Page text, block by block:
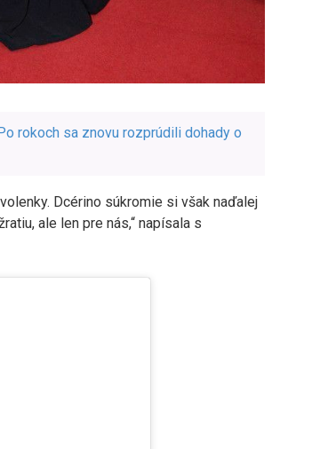
rokoch sa znovu rozprúdili dohady o
Dcérino súkromie si však naďalej
ale len pre nás,“ napísala s